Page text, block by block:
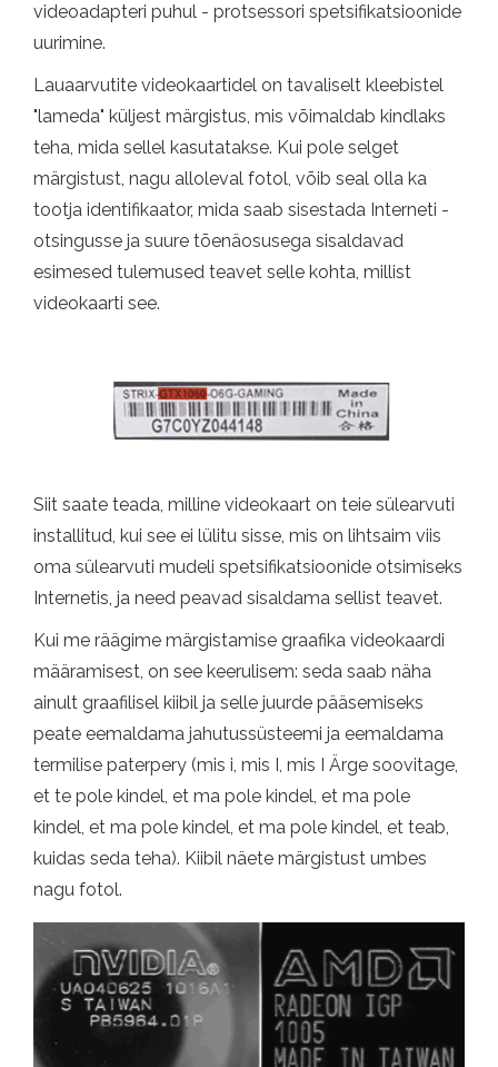
videoadapteri puhul - protsessori spetsifikatsioonide
uurimine.
Lauaarvutite videokaartidel on tavaliselt kleebistel
"lameda" küljest märgistus, mis võimaldab kindlaks
teha, mida sellel kasutatakse. Kui pole selget
märgistust, nagu alloleval fotol, võib seal olla ka
tootja identifikaator, mida saab sisestada Interneti -
otsingusse ja suure tõenäosusega sisaldavad
esimesed tulemused teavet selle kohta, millist
videokaarti see.
Siit saate teada, milline videokaart on teie sülearvuti
installitud, kui see ei lülitu sisse, mis on lihtsaim viis
oma sülearvuti mudeli spetsifikatsioonide otsimiseks
Internetis, ja need peavad sisaldama sellist teavet.
Kui me räägime märgistamise graafika videokaardi
määramisest, on see keerulisem: seda saab näha
ainult graafilisel kiibil ja selle juurde pääsemiseks
peate eemaldama jahutussüsteemi ja eemaldama
termilise paterpery (mis i, mis I, mis I Ärge soovitage,
et te pole kindel, et ma pole kindel, et ma pole
kindel, et ma pole kindel, et ma pole kindel, et teab,
kuidas seda teha). Kiibil näete märgistust umbes
nagu fotol.